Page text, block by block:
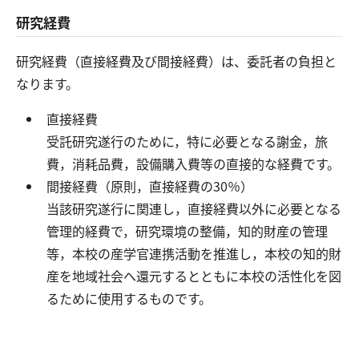
​研究経費
研究経費（直接経費及び間接経費）は、委託者の負担と
なります。
直接経費
受託研究遂行のために，特に必要となる謝金，旅
費，消耗品費，設備購入費等の直接的な経費です。
間接経費（原則，直接経費の30％）
当該研究遂行に関連し，直接経費以外に必要となる
管理的経費で，研究環境の整備，知的財産の管理
等，本校の産学官連携活動を推進し，本校の知的財
産を地域社会へ還元するとともに本校の活性化を図
るために使用するものです。